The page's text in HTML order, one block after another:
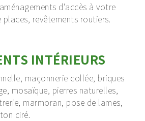
d'accès à votre
revêtements routiers.
INTÉRIEURS
maçonnerie collée, briques
mosaïque, pierres naturelles,
marmoran, pose de lames,
ciré.